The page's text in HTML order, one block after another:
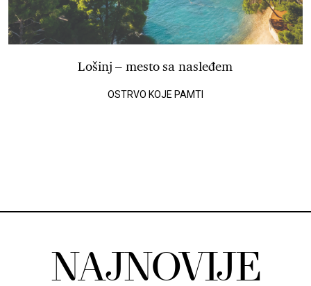
Lošinj – mesto sa nasleđem
OSTRVO KOJE PAMTI
NAJNOVIJE